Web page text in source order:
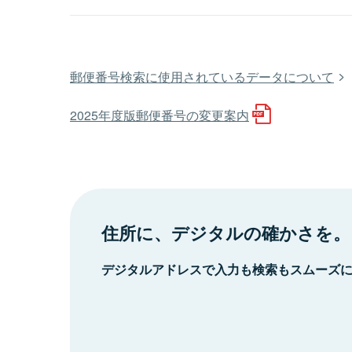
郵便番号検索に使用されているデータについて
2025年度版郵便番号の変更案内
住所に、デジタルの確かさを。
デジタルアドレスで入力も検索もスムーズ